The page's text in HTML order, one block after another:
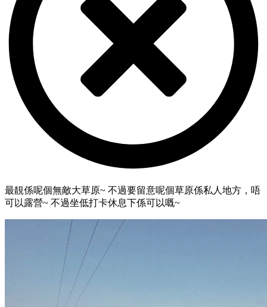
最靚係呢個無敵大草原~ 不過要留意呢個草原係私人地方，唔
可以露營~ 不過坐低打卡休息下係可以嘅~